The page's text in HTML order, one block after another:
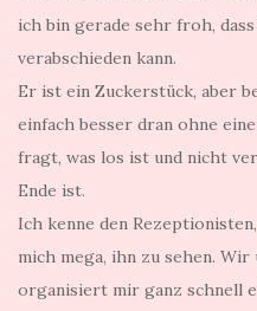
ich bin gerade sehr froh,
verabschieden kann.
Er ist ein Zuckerstück, aber
einfach besser dran ohne
fragt, was los ist und nicht
Ende ist.
Ich kenne den
mich mega, ihn zu sehen.
organisiert mir ganz schnell